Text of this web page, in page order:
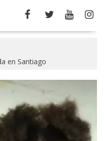
en Santiago